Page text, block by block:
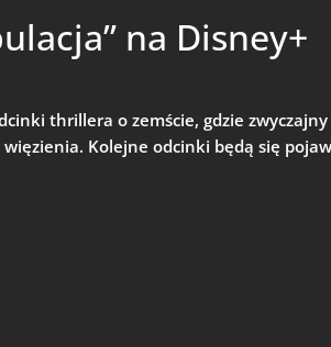
na Disney+
thrillera o zemście, gdzie
Kolejne odcinki będą się